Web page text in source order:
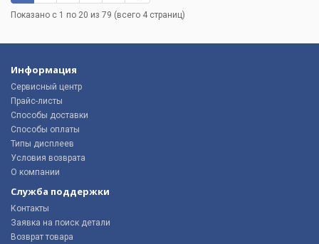
Показано с 1 по 20 из 79 (всего 4 страниц)
Информация
Сервисный центр
Прайс-листы
Способы доставки
Способы оплаты
Типы дисплеев
Условия возврата
О компании
Служба поддержки
Контакты
Заявка на поиск детали
Возврат товара